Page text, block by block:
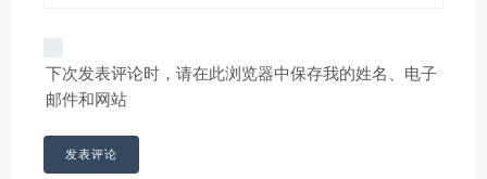
下次发表评论时，请在此浏览器中保存我的姓名、电子
邮件和网站